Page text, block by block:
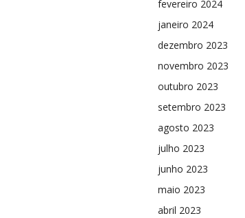
fevereiro 2024
janeiro 2024
dezembro 2023
novembro 2023
outubro 2023
setembro 2023
agosto 2023
julho 2023
junho 2023
maio 2023
abril 2023